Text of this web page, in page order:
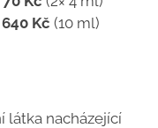
640 Kč (10 ml)
látka nacházející